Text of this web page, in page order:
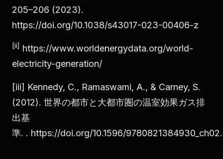
205–206 (2023).
https://doi.org/10.1038/s43017-023-00406-z
[ii] https://www.worldenergydata.org/world-
electricity-generation/
[iii] Kennedy, C., Ramaswami, A., & Carney, S.
(2012). 世界の都市と大都市圏の温室効果ガス排
出基
準. . https://doi.org/10.1596/9780821384930_ch02.